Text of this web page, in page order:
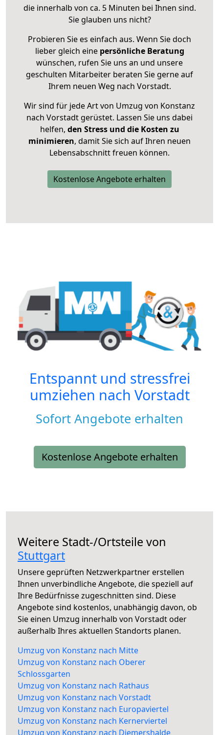
die innerhalb von ca. 5 Minuten bei Ihnen sind.
Sie glauben uns nicht?
Probieren Sie es einfach aus. Wenn Sie doch
lieber gleich eine persönliche Beratung
wünschen, rufen Sie uns an und unsere
geschulten Mitarbeiter beraten Sie gerne auf
Ihrem neuen Weg nach Vorstadt.
Wir sind für jede Art von Umzug von Konstanz
nach Vorstadt gerüstet. Lassen Sie uns dabei
helfen, den Stress und die Kosten zu
minimieren, damit Sie sich auf Ihren neuen
Lebensabschnitt freuen können.
Kostenlose Angebote erhalten
Entspannt und stressfrei
umziehen nach Vorstadt
Sofort Angebote erhalten
Kostenlose Angebote erhalten
Weitere Stadt-/Ortsteile von
Stuttgart
Unsere geprüften Netzwerkpartner erstellen
Ihnen unverbindliche Angebote, die speziell auf
Ihre Bedürfnisse zugeschnitten sind. Diese
Angebote sind kostenlos, unabhängig davon, ob
Sie einen Umzug innerhalb von Vorstadt oder
außerhalb Ihres aktuellen Standorts planen.
Umzug von Konstanz nach Mitte
Umzug von Konstanz nach Oberer
Schlossgarten
Umzug von Konstanz nach Rathaus
Umzug von Konstanz nach Vorstadt
Umzug von Konstanz nach Europaviertel
Umzug von Konstanz nach Kernerviertel
Umzug von Konstanz nach Diemershalde